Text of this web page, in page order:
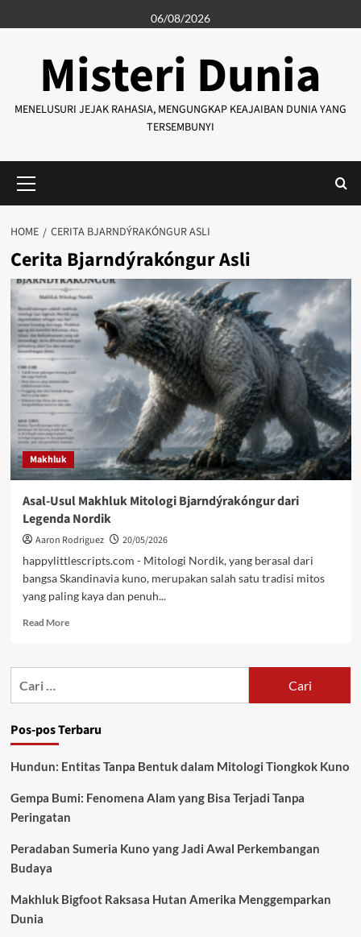
to
06/08/2026
Misteri Dunia
MENELUSURI JEJAK RAHASIA, MENGUNGKAP KEAJAIBAN DUNIA YANG
TERSEMBUNYI
Menu
HOME CERITA BJARNDÝRAKÓNGUR ASLI
Cerita Bjarndýrakóngur Asli
Makhluk
Asal-Usul Makhluk Mitologi Bjarndýrakóngur dari
Legenda Nordik
Aaron Rodriguez
20/05/2026
happylittlescripts.com - Mitologi Nordik, yang berasal dari
bangsa Skandinavia kuno, merupakan salah satu tradisi mitos
yang paling kaya dan penuh...
Read MoreRead
Asal-
Bjarndýrakóngur
Nordik
Pos-pos Terbaru
Hundun: Entitas Tanpa Bentuk dalam Mitologi Tiongkok Kuno
Gempa Bumi: Fenomena Alam yang Bisa Terjadi Tanpa
Peringatan
Peradaban Sumeria Kuno yang Jadi Awal Perkembangan
Budaya
Makhluk Bigfoot Raksasa Hutan Amerika Menggemparkan
Dunia